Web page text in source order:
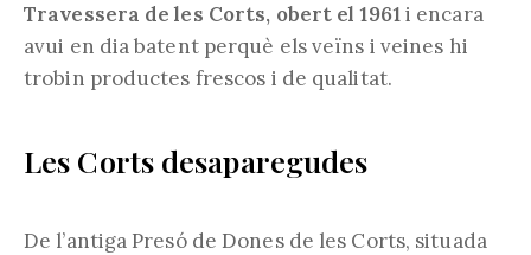
Travessera de les Corts, obert el 1961i encara
avui en dia batent perquè els veïns i veines hi
trobin productes frescos i de qualitat.
Les Corts desaparegudes
De l’antiga Presó de Dones de les Corts, situada